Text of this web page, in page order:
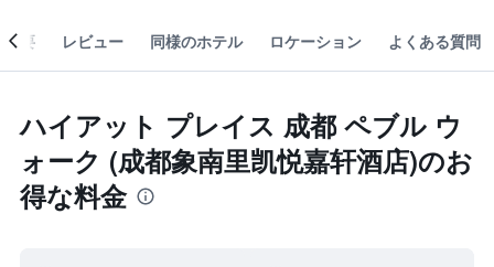
概要 レビュー 同様のホテル ロケーション よくある質問
ハイアット プレイス 成都 ペブル ウ
ォーク (成都象南里凯悦嘉轩酒店)のお
得な料金